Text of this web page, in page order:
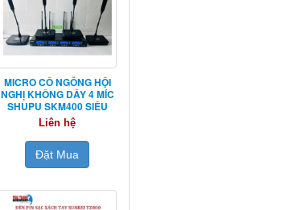
MICRO CỔ NGỖNG HỘI
NGHỊ KHÔNG DÂY 4 MÍC
SHUPU SKM400 SIÊU
NHẠY
Liên hệ
Đặt Mua